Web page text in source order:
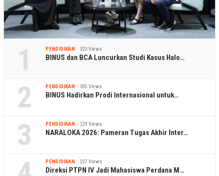
1 PENDIDIKAN 323 Views
BINUS dan BCA Luncurkan Studi Kasus Halo…
2 PENDIDIKAN 305 Views
BINUS Hadirkan Prodi Internasional untuk…
3 PENDIDIKAN 229 Views
NARALOKA 2026: Pameran Tugas Akhir Inter…
PENDIDIKAN 227 Views
Direksi PTPN IV Jadi Mahasiswa Perdana M…